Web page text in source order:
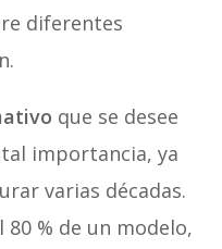
diferentes
que se desee
importancia, ya
varias décadas.
% de un modelo,